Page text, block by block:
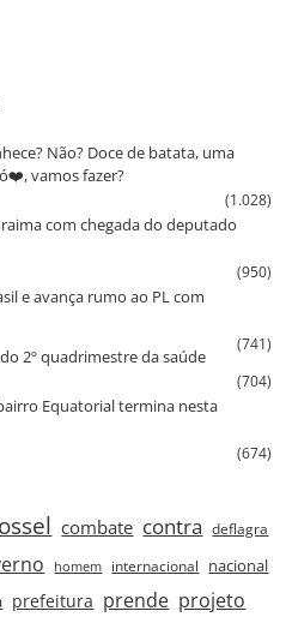
Não? Doce de batata, uma
vamos fazer?
(1.028)
com chegada do deputado
(950)
e avança rumo ao PL com
(741)
2º quadrimestre da saúde
(704)
Equatorial termina nesta
(674)
combate contra deflagra
homem internacional nacional
prefeitura prende projeto